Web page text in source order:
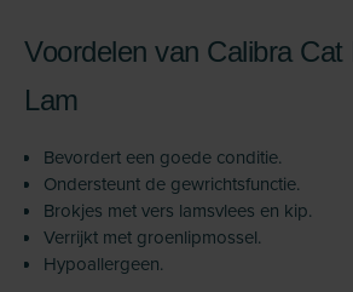
Voordelen van Calibra Cat
Lam
Bevordert een goede conditie.
Ondersteunt de gewrichtsfunctie.
Brokjes met vers lamsvlees en kip.
Verrijkt met groenlipmossel.
Hypoallergeen.